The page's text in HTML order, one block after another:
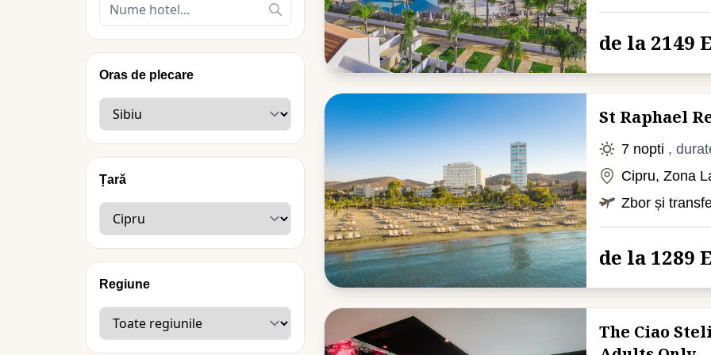
Oras de plecare
Țară
Regiune
de la 2149
St Raphael
7 nopti ,
Cipru, Zona
Zbor și
de la 1289
The Ciao